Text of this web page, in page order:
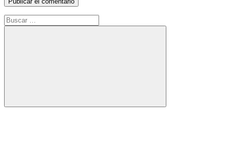
Buscar:
Buscar